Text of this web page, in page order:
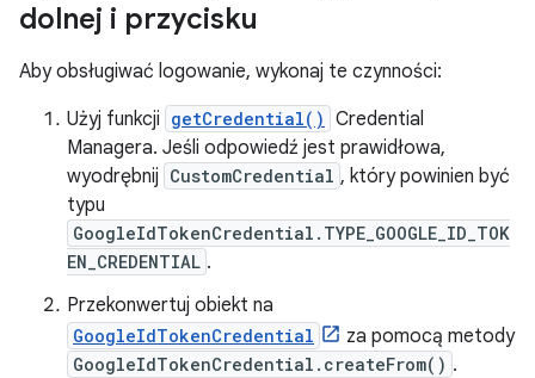
dolnej i przycisku
Aby obsługiwać logowanie, wykonaj te czynności:
Użyj funkcji getCredential() Credential
Managera. Jeśli odpowiedź jest prawidłowa,
wyodrębnij CustomCredential , który powinien być
typu
GoogleIdTokenCredential.TYPE_GOOGLE_ID_TOK
EN_CREDENTIAL .
Przekonwertuj obiekt na
GoogleIdTokenCredential za pomocą metody
GoogleIdTokenCredential.createFrom() .